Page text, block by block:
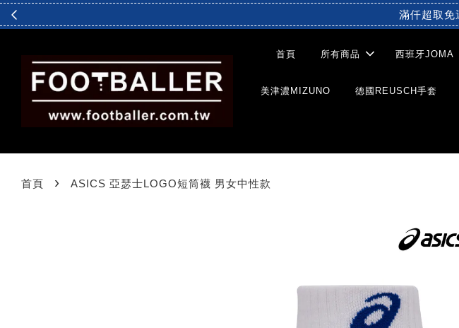
滿仟超取免
首頁 所有商品 西班牙JOMA
美津濃MIZUNO 德國REUSCH手套
首頁 › ASICS 亞瑟士LOGO短筒襪 男女中性款